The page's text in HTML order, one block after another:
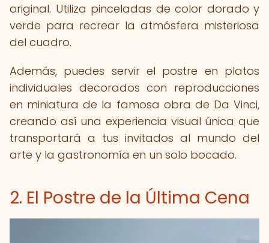
original. Utiliza pinceladas de color dorado y
verde para recrear la atmósfera misteriosa
del cuadro.
Además, puedes servir el postre en platos
individuales decorados con reproducciones
en miniatura de la famosa obra de Da Vinci,
creando así una experiencia visual única que
transportará a tus invitados al mundo del
arte y la gastronomía en un solo bocado.
2. El Postre de la Última Cena